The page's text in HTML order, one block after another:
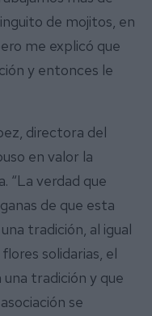
de mojitos, en
me explicó que
y entonces le
directora del
en valor la
“La verdad que
de que esta
tradición, al igual
solidarias, el
tradición y que
se